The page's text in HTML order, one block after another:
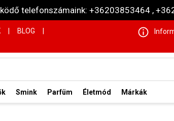
telefonszámaink: +36203853464 ,
BLOG
Smink Parfüm Életmód Márkák